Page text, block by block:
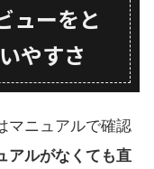
ューをと
やすさ
マニュアルで確認
アルがなくても直